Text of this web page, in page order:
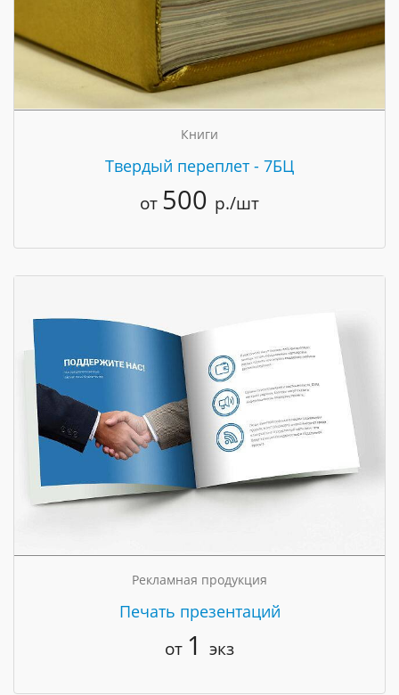
Книги
Твердый переплет - 7БЦ
от 500 р./шт
Рекламная продукция
Печать презентаций
от 1 экз